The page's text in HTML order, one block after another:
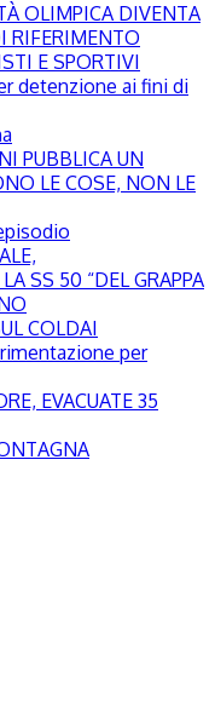
OLIMPICA DIVENTA
RIFERIMENTO
E SPORTIVI
detenzione ai fini di
PUBBLICA UN
LE COSE, NON LE
SS 50 “DEL GRAPPA
COLDAI
per
EVACUATE 35